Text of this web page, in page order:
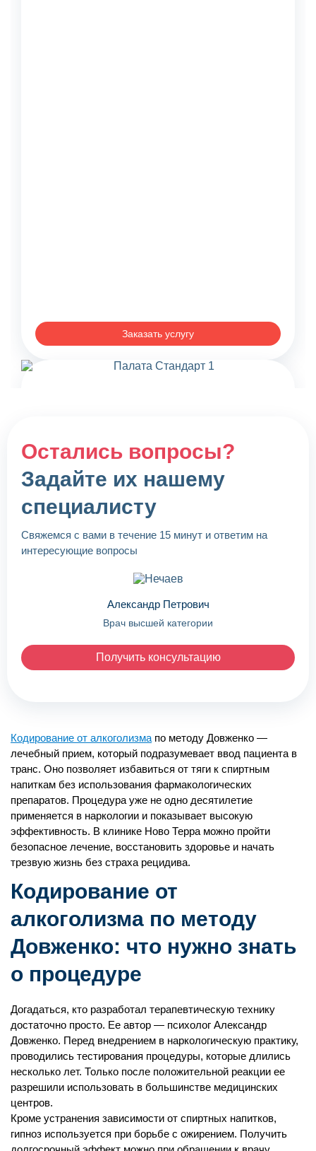
Заказать услугу
Палата «Стандарт»
5 000 ₽ / сутки
Палата на 2 человека
Предварительный сбор анализов
Постановка капельниц (очищающих и
восстанавливающих)
Круглосуточное наблюдение специалистов
3-разовое питание
Наличие душа и туалета в палате
Остались вопросы?
Задайте их нашему
специалисту
Свяжемся с вами в течение 15 минут и ответим на
интересующие вопросы
Александр Петрович
Врач высшей категории
Получить консультацию
Кодирование от алкоголизма по методу Довженко —
лечебный прием, который подразумевает ввод пациента в
транс. Оно позволяет избавиться от тяги к спиртным
напиткам без использования фармакологических
препаратов. Процедура уже не одно десятилетие
применяется в наркологии и показывает высокую
эффективность. В клинике Ново Терра можно пройти
безопасное лечение, восстановить здоровье и начать
трезвую жизнь без страха рецидива.
Кодирование от
алкоголизма по методу
Довженко: что нужно знать
о процедуре
Догадаться, кто разработал терапевтическую технику
достаточно просто. Ее автор — психолог Александр
Довженко. Перед внедрением в наркологическую практику,
проводились тестирования процедуры, которые длились
несколько лет. Только после положительной реакции ее
разрешили использовать в большинстве медицинских
центров.
Кроме устранения зависимости от спиртных напитков,
гипноз используется при борьбе с ожирением. Получить